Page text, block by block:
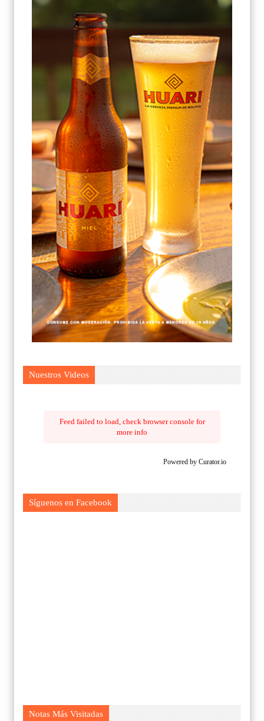
Nuestros Videos
Feed failed to load, check browser console for
more info
Powered by Curator.io
Síguenos en Facebook
Notas Más Visitadas